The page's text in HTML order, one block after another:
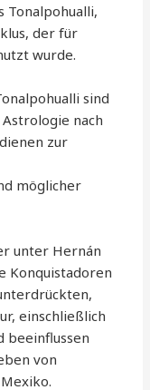
Tonalpohualli,
der für
wurde.
sind
nach
zur
möglicher
unter Hernán
Konquistadoren
einschließlich
beeinflussen
von